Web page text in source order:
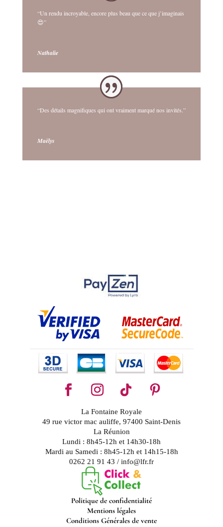
“Un rendu incroyable, encore plus beau que ce que j’imaginais
😍”
Nathalie
“Des détails magnifiques qui ont vraiment marqué nos invités.”
Maëlys
La Fontaine Royale
49 rue victor mac auliffe, 97400 Saint-Denis
La Réunion
Lundi : 8h45-12h et 14h30-18h
Mardi au Samedi : 8h45-12h et 14h15-18h
0262 21 91 43 / info@lfr.fr
Politique de confidentialité
Mentions légales
Conditions Générales de vente